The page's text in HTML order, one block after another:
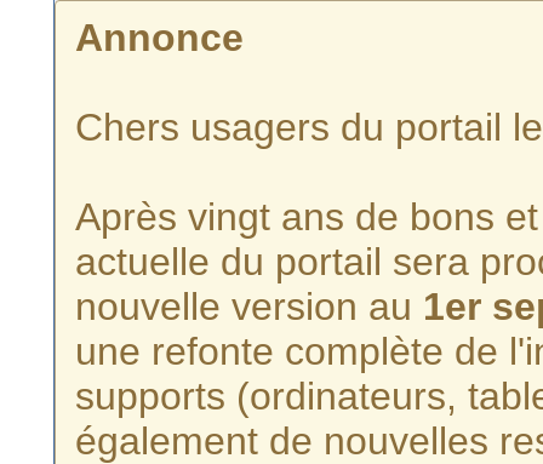
Annonce
Chers usagers du portail
Après vingt ans de bons
actuelle du portail sera
nouvelle version au 1er
une refonte complète de
supports (ordinateurs,
également de nouvelles